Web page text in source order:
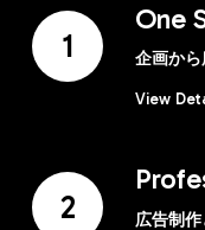
1
One
企画か
View
2 広告制